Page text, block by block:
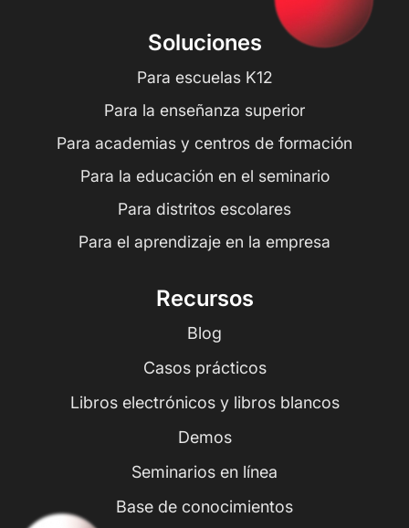
Soluciones
Para escuelas K12
Para la enseñanza superior
Para academias y centros de formación
Para la educación en el seminario
Para distritos escolares
Para el aprendizaje en la empresa
Recursos
Blog
Casos prácticos
Libros electrónicos y libros blancos
Demos
Seminarios en línea
Base de conocimientos